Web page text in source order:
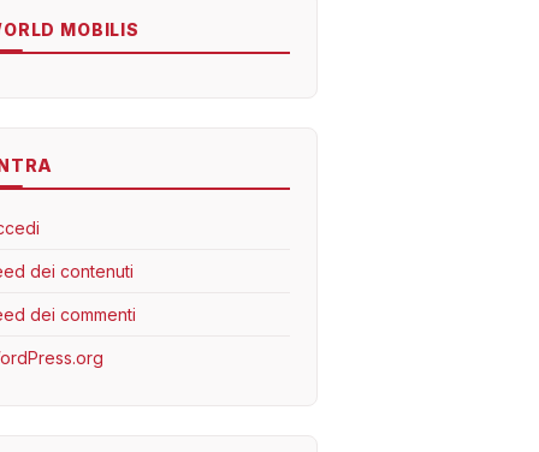
MOBILIS
dei contenuti
dei commenti